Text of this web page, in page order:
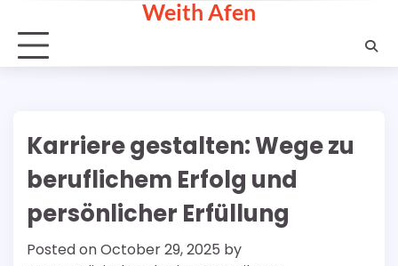
content
Weith Afen
Karriere gestalten: Wege zu
beruflichem Erfolg und
persönlicher Erfüllung
Posted onOctober 29, 2025 by